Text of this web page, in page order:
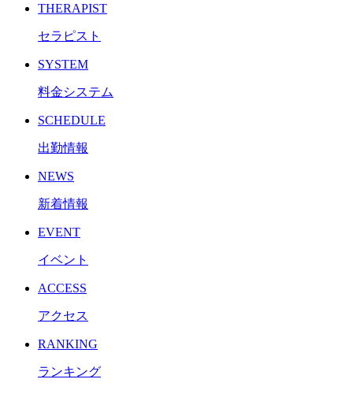
THERAPIST
セラピスト
SYSTEM
料金システム
SCHEDULE
出勤情報
NEWS
新着情報
EVENT
イベント
ACCESS
アクセス
RANKING
ランキング